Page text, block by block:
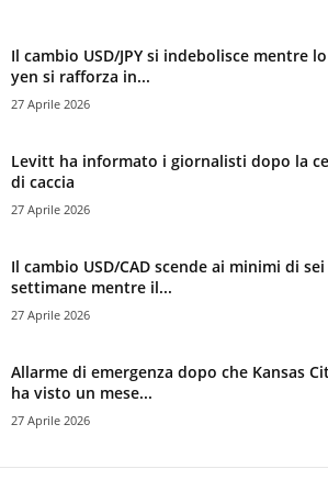
Il cambio USD/JPY si indebolisce mentre lo
yen si rafforza in...
27 Aprile 2026
Levitt ha informato i giornalisti dopo la
di caccia
27 Aprile 2026
Il cambio USD/CAD scende ai minimi di sei
settimane mentre il...
27 Aprile 2026
Allarme di emergenza dopo che Kansas
ha visto un mese...
27 Aprile 2026